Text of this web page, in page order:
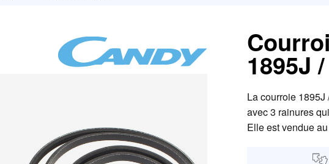
1895J
La courroie
avec 3 rainures
Elle est vendue